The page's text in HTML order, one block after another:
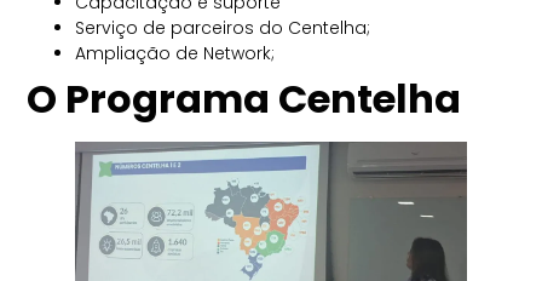
Serviço de parceiros do Centelha;
Ampliação de Network;
O Programa Centelha